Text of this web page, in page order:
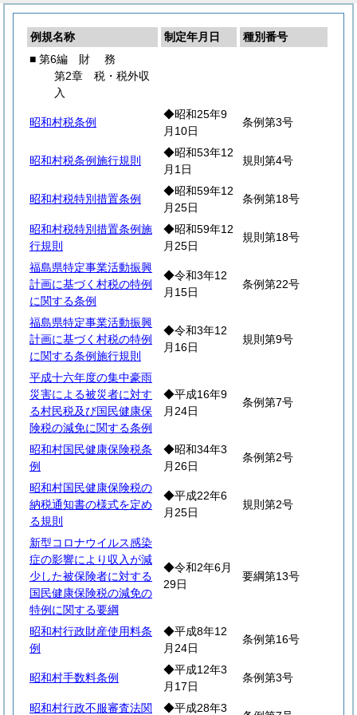
例規名称 制定年月日
種別番号
■ 第6編 財 務
第2章 税・税外収
入
昭和村税条例
◆昭和25年9
月10日
条例第3号
昭和村税条例施行規則
◆昭和53年12
月1日
規則第4号
昭和村税特別措置条例
◆昭和59年12
月25日
条例第18号
昭和村税特別措置条例施
行規則
◆昭和59年12
月25日
規則第18号
福島県特定事業活動振興
計画に基づく村税の特例
に関する条例
◆令和3年12
月15日
条例第22号
福島県特定事業活動振興
計画に基づく村税の特例
に関する条例施行規則
◆令和3年12
月16日
規則第9号
平成十六年度の集中豪雨
災害による被災者に対す
る村民税及び国民健康保
険税の減免に関する条例
◆平成16年9
月24日
条例第7号
昭和村国民健康保険税条
例
◆昭和34年3
月26日
条例第2号
昭和村国民健康保険税の
納税通知書の様式を定め
る規則
◆平成22年6
月25日
規則第2号
新型コロナウイルス感染
症の影響により収入が減
少した被保険者に対する
国民健康保険税の減免の
特例に関する要綱
◆令和2年6月
29日
要綱第13号
昭和村行政財産使用料条
例
◆平成8年12
月24日
条例第16号
昭和村手数料条例
◆平成12年3
月17日
条例第3号
昭和村行政不服審査法関 ◆平成28年3